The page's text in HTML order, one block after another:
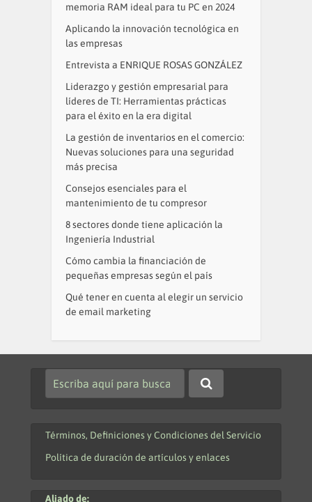
memoria RAM ideal para tu PC en 2024
Aplicando la innovación tecnológica en
las empresas
Entrevista a ENRIQUE ROSAS GONZÁLEZ
Liderazgo y gestión empresarial para
líderes de TI: Herramientas prácticas
para el éxito en la era digital
La gestión de inventarios en el comercio:
Nuevas soluciones para una seguridad
más precisa
Consejos esenciales para el
mantenimiento de tu compresor
8 sectores donde tiene aplicación la
Ingeniería Industrial
Cómo cambia la financiación de
pequeñas empresas según el país
Qué tener en cuenta al elegir un servicio
de email marketing
Términos, Definiciones y Condiciones del Servicio
Política de duración de artículos y enlaces
Aliado de: